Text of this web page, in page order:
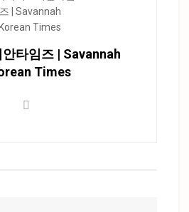
타임즈 | Savannah
Times